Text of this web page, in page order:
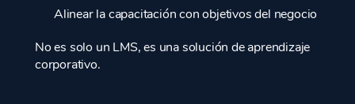
Alinear la capacitación con objetivos del negocio
No es solo un LMS, es una solución de aprendizaje
corporativo.